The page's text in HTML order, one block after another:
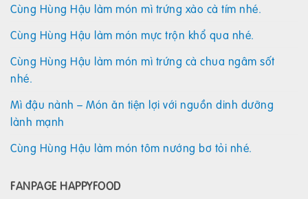
Cùng Hùng Hậu làm món mì trứng xào cà tím nhé.
Cùng Hùng Hậu làm món mực trộn khổ qua nhé.
Cùng Hùng Hậu làm món mì trứng cà chua ngâm sốt
nhé.
Mì đậu nành – Món ăn tiện lợi với nguồn dinh dưỡng
lành mạnh
Cùng Hùng Hậu làm món tôm nướng bơ tỏi nhé.
FANPAGE HAPPYFOOD